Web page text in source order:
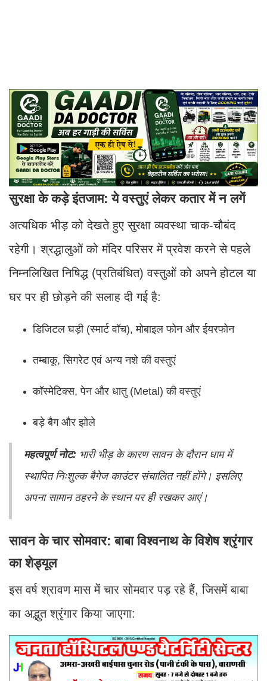
सुरक्षा के कड़े इंतजाम: ये वस्तुएं लेकर कतार में न लगें
अत्यधिक भीड़ को देखते हुए सुरक्षा व्यवस्था चाक-चौबंद
रहेगी। श्रद्धालुओं को मंदिर परिसर में प्रवेश करने से पहले
निम्नलिखित निषिद्ध (प्रतिबंधित) वस्तुओं को अपने होटल या
घर पर ही छोड़ने की सलाह दी गई है:
डिजिटल घड़ी (स्मार्ट वॉच), मोबाइल फोन और ईयरफोन
तम्बाकू, सिगरेट एवं अन्य नशे की वस्तुएं
कॉस्मेटिक्स, पेन और धातु (Metal) की वस्तुएं
बड़े बैग और झोले
महत्वपूर्ण नोट: भारी भीड़ के कारण सावन के दौरान धाम में
स्थापित निःशुल्क बैगेज काउंटर संचालित नहीं होंगे। इसलिए
अपना सामान ठहरने के स्थान पर ही रखकर आएं।
सावन के चार सोमवार: बाबा विश्वनाथ के विशेष श्रृंगार
का शेड्यूल
इस वर्ष श्रावण मास में चार सोमवार पड़ रहे हैं, जिसमें बाबा
का अद्भुत श्रृंगार किया जाएगा: